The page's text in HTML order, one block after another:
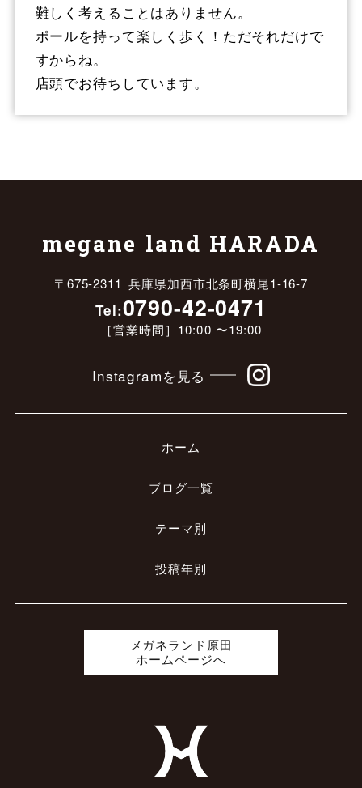
難しく考えることはありません。
ポールを持って楽しく歩く！ただそれだけで
すからね。
店頭でお待ちしています。
megane land HARADA
〒675-2311 兵庫県加西市北条町横尾1-16-7
Tel:0790-42-0471
［営業時間］10:00 〜19:00
Instagramを見る
ホーム
ブログ一覧
テーマ別
投稿年別
メガネランド原田
ホームページへ